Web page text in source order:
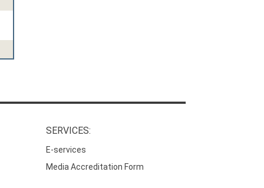
SERVICES:
E-services
Media Accreditation Form